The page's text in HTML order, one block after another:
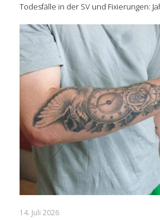
Todesfälle in der SV und Fixierungen:
14. Juli 2026